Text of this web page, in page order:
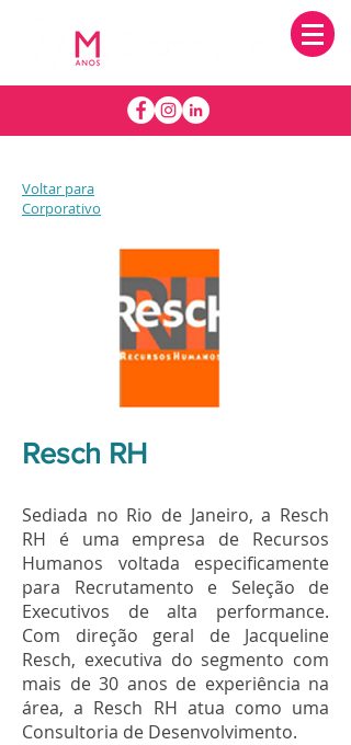
Voltar para
Corporativo
Resch RH
Sediada no Rio de Janeiro, a Resch
RH é uma empresa de Recursos
Humanos voltada especificamente
para Recrutamento e Seleção de
Executivos de alta performance.
Com direção geral de Jacqueline
Resch, executiva do segmento com
mais de 30 anos de experiência na
área, a Resch RH atua como uma
Consultoria de Desenvolvimento.